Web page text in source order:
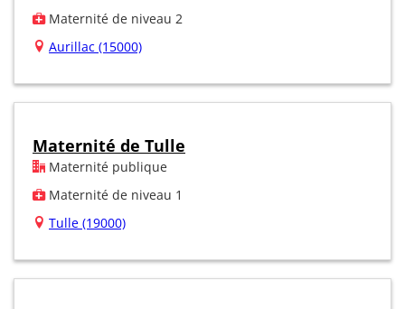
Maternité de niveau 2
Aurillac (15000)
Maternité de Tulle
Maternité publique
Maternité de niveau 1
Tulle (19000)